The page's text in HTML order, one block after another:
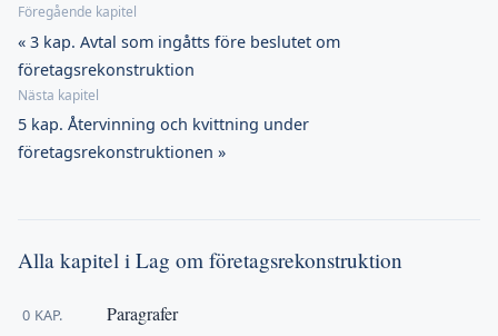
« 3 kap. Avtal som ingåtts före beslutet om
företagsrekonstruktion
5 kap. Återvinning och kvittning under
företagsrekonstruktionen »
Alla kapitel i Lag om företagsrekonstruktion
0 KAP. Paragrafer